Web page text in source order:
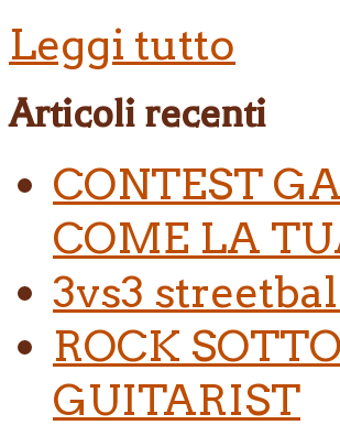
Leggi tutto
Articoli recenti
CONTEST
COME LA
3vs3
ROCK
GUITARIST